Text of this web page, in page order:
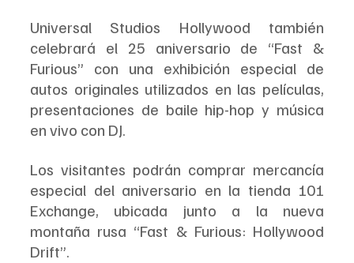
Universal Studios Hollywood también
celebrará el 25 aniversario de “Fast &
Furious” con una exhibición especial de
autos originales utilizados en las películas,
presentaciones de baile hip-hop y música
en vivo con DJ.
Los visitantes podrán comprar mercancía
especial del aniversario en la tienda 101
Exchange, ubicada junto a la nueva
montaña rusa “Fast & Furious: Hollywood
Drift”.